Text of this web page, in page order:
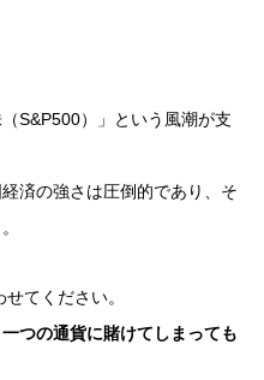
S&P500）」という風潮が支
済の強さは圧倒的であり、そ
てください。
つの通貨に賭けてしまっても